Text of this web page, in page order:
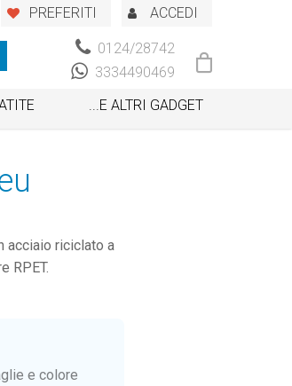
PREFERITI ACCEDI
0124/28742
3334490469
...E ALTRI GADGET
acciaio riciclato a
RPET.
e colore